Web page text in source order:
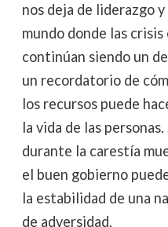
nos deja de liderazgo
mundo donde las
continúan siendo un
un recordatorio de
los recursos puede
la vida de las
durante la carestía
el buen gobierno
la estabilidad de una
de adversidad.